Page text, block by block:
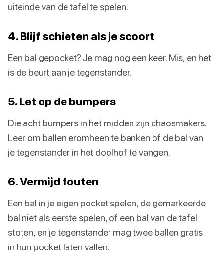
uiteinde van de tafel te spelen.
4. Blijf schieten als je scoort
Een bal gepocket? Je mag nog een keer. Mis, en het
is de beurt aan je tegenstander.
5. Let op de bumpers
Die acht bumpers in het midden zijn chaosmakers.
Leer om ballen eromheen te banken of de bal van
je tegenstander in het doolhof te vangen.
6. Vermijd fouten
Een bal in je eigen pocket spelen, de gemarkeerde
bal niet als eerste spelen, of een bal van de tafel
stoten, en je tegenstander mag twee ballen gratis
in hun pocket laten vallen.